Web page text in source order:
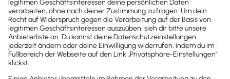
Brandheiße
News direkt in
dein Postfach